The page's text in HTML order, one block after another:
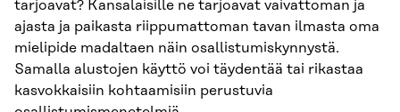
tarjoavat? Kansalaisille ne tarjoavat vaivattoman ja
ajasta ja paikasta riippumattoman tavan ilmasta oma
mielipide madaltaen näin osallistumiskynnystä.
Samalla alustojen käyttö voi täydentää tai rikastaa
kasvokkaisiin kohtaamisiin perustuvia